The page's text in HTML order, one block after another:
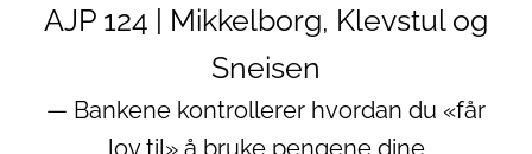
AJP 124 | Mikkelborg, Klevstul og
Sneisen
— Bankene kontrollerer hvordan du «får
lov til» å bruke pengene dine